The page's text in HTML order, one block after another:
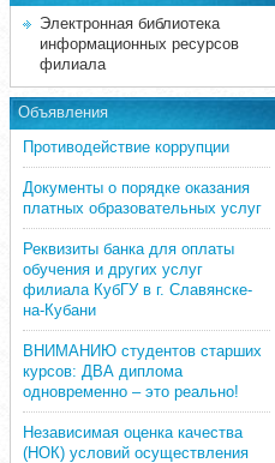
Электронная библиотека
информационных ресурсов
филиала
Объявления
Противодействие коррупции
Документы о порядке оказания
платных образовательных услуг
Реквизиты банка для оплаты
обучения и других услуг
филиала КубГУ в г. Славянске-
на-Кубани
ВНИМАНИЮ студентов старших
курсов: ДВА диплома
одновременно – это реально!
Независимая оценка качества
(НОК) условий осуществления